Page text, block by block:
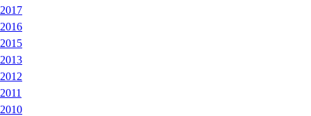
2017
2016
2015
2013
2012
2011
2010